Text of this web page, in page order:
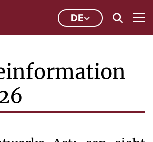
DE